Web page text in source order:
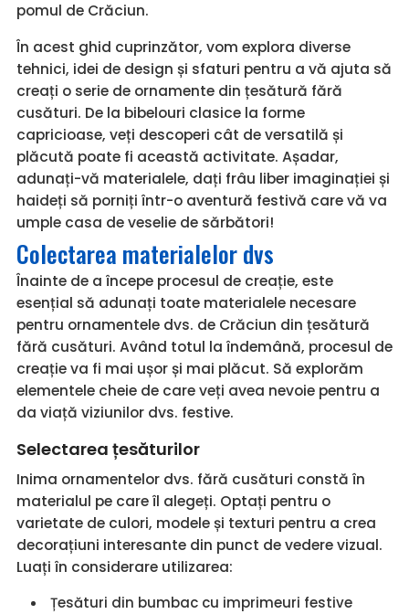
pomul de Crăciun.
În acest ghid cuprinzător, vom explora diverse
tehnici, idei de design și sfaturi pentru a vă ajuta să
creați o serie de ornamente din țesătură fără
cusături. De la bibelouri clasice la forme
capricioase, veți descoperi cât de versatilă și
plăcută poate fi această activitate. Așadar,
adunați-vă materialele, dați frâu liber imaginației și
haideți să porniți într-o aventură festivă care vă va
umple casa de veselie de sărbători!
Colectarea materialelor dvs
Înainte de a începe procesul de creație, este
esențial să adunați toate materialele necesare
pentru ornamentele dvs. de Crăciun din țesătură
fără cusături. Având totul la îndemână, procesul de
creație va fi mai ușor și mai plăcut. Să explorăm
elementele cheie de care veți avea nevoie pentru a
da viață viziunilor dvs. festive.
Selectarea țesăturilor
Inima ornamentelor dvs. fără cusături constă în
materialul pe care îl alegeți. Optați pentru o
varietate de culori, modele și texturi pentru a crea
decorațiuni interesante din punct de vedere vizual.
Luați în considerare utilizarea:
Țesături din bumbac cu imprimeuri festive